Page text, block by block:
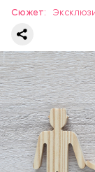
Сюжет: